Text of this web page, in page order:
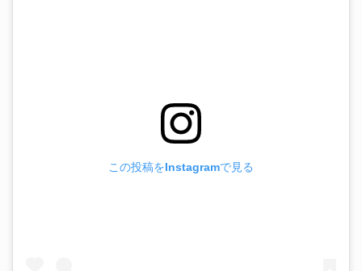
この投稿をInstagramで見る